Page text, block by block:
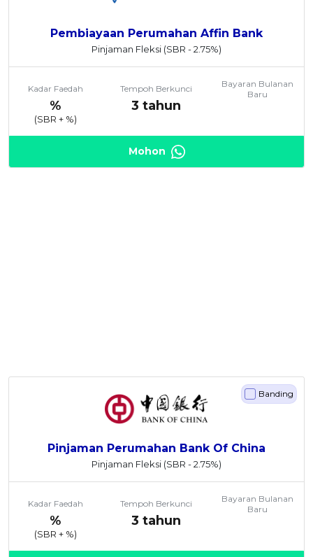
Pembiayaan Perumahan Affin Bank
Pinjaman Fleksi (SBR - 2.75%)
Kadar Faedah
%
(SBR + %)
Tempoh Berkunci
3 tahun
Bayaran Bulanan
Baru
Mohon
Pinjaman Perumahan Bank Of China
Pinjaman Fleksi (SBR - 2.75%)
Kadar Faedah
%
(SBR + %)
Tempoh Berkunci
3 tahun
Bayaran Bulanan
Baru
Banding